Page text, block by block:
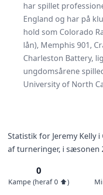
har spillet
England og har på
hold som Colorado
lån), Memphis 901,
Charleston Battery,
ungdomsårene
University of North
Statistik for Jeremy Kelly
af turneringer, i sæsonen
0
Kampe (heraf 0 ⬆️)